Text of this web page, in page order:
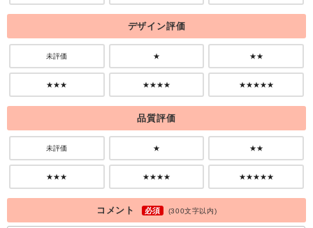
デザイン評価
未評価 ★ ★★
★★★ ★★★★ ★★★★★
品質評価
未評価 ★ ★★
★★★ ★★★★ ★★★★★
コメント 必須 (300文字以内)